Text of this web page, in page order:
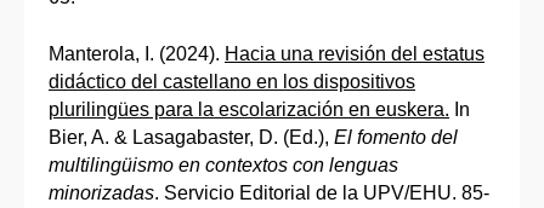
Manterola, I. (2024). Hacia una revisión del estatus
didáctico del castellano en los dispositivos
plurilingües para la escolarización en euskera. In
Bier, A. & Lasagabaster, D. (Ed.), El fomento del
multilingüismo en contextos con lenguas
minorizadas. Servicio Editorial de la UPV/EHU. 85-